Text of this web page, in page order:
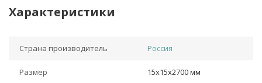
Характеристики
Страна производитель Россия
Размер 15х15х2700 мм